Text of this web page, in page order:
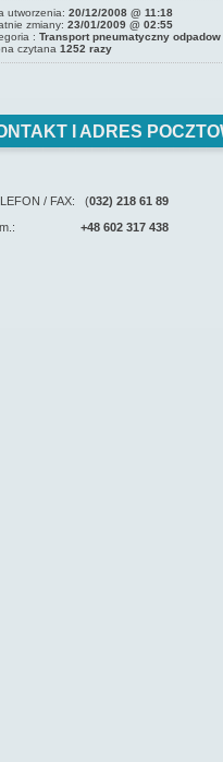
utworzenia: 20/12/2008 @ 11:18
zmiany: 23/01/2009 @ 02:55
: Transport pneumatyczny odpadow
czytana 1252 razy
I ADRES
/ FAX: (032) 218 61 89
+48 602 317 438